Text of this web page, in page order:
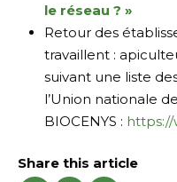
le réseau ? »
Retour des
travaillent :
suivant une liste
l’Union nationale
BIOCENYS : https://
Share this article